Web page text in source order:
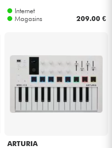
Internet
Magasins
209.00 €
ARTURIA